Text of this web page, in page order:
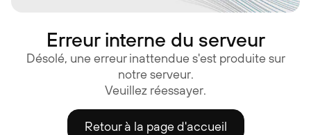
Erreur interne du serveur
Désolé, une erreur inattendue s'est produite sur
notre serveur.
Veuillez réessayer.
Retour à la page d'accueil